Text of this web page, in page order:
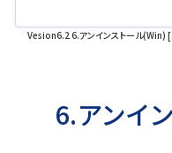
Vesion6.2 6.アンインストール
6.アンイ